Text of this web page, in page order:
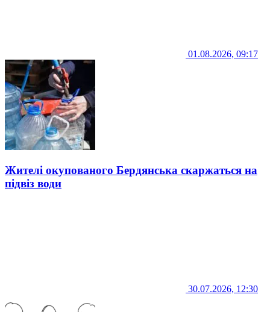
01.08.2026, 09:17
Жителі окупованого Бердянська скаржаться на
підвіз води
30.07.2026, 12:30